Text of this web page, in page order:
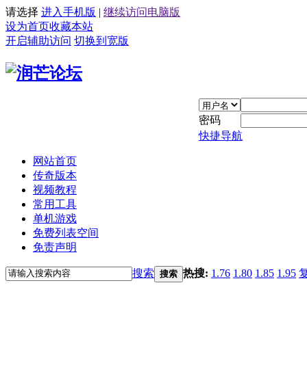
请选择 进入手机版 | 继续访问电脑版
设为首页收藏本站
开启辅助访问 切换到宽版
密码
快捷导航
网站首页
传奇版本
视频教程
常用工具
单机游戏
免费列表空间
免责声明
搜索 搜索 热搜: 1.76 1.80 1.85 1.95